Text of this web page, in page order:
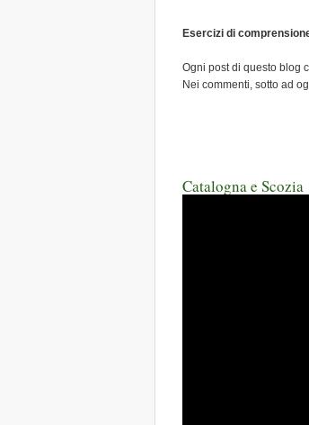
Esercizi di
Ogni post di questo blog
Nei commenti, sotto ad
Catalogna e Scozia